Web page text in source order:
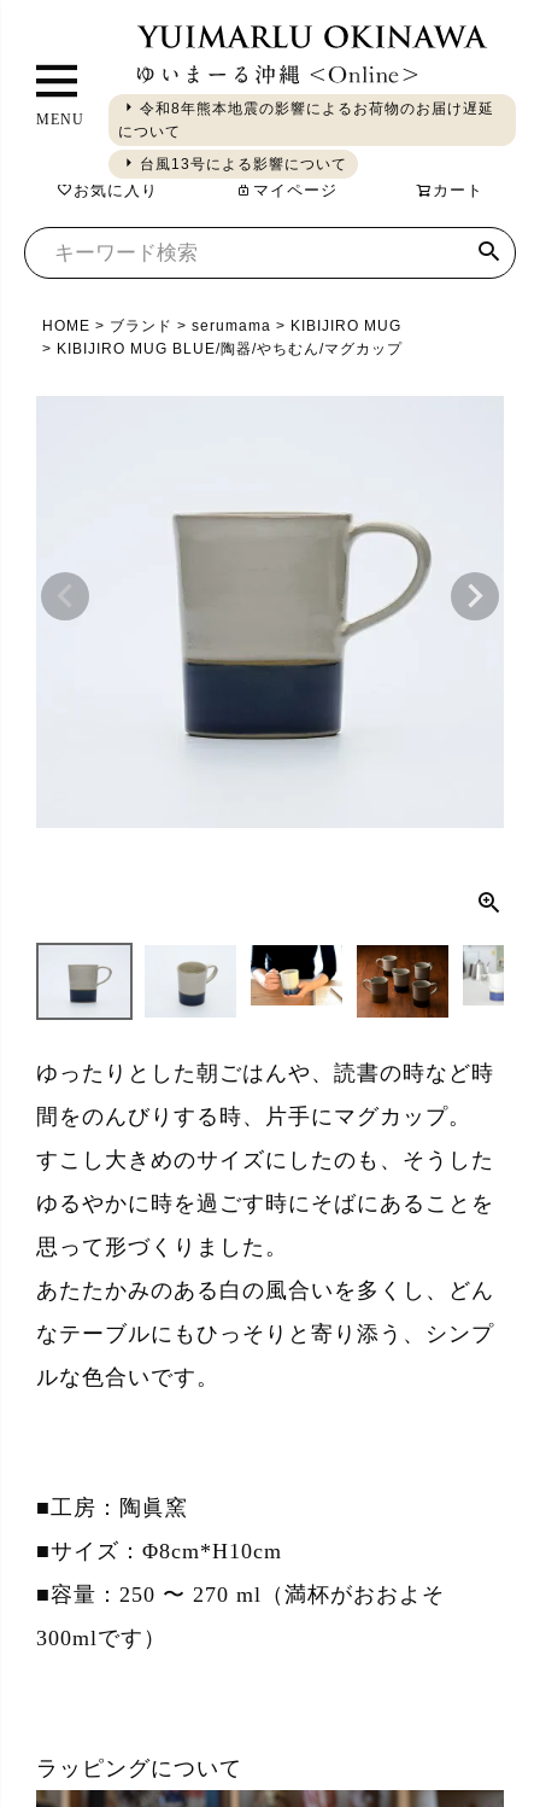
MENU
令和8年熊本地震の影響によるお荷物のお届け遅延
について
台風13号による影響について
やちむん 琉球ガラス シーサー 染織 食品
お気に入り マイページ カート
HOME ブランド serumama
KIBIJIRO MUG
KIBIJIRO MUG BLUE/陶器/やちむん/マグカップ
ゆったりとした朝ごはんや、読書の時など時
間をのんびりする時、片手にマグカップ。
すこし大きめのサイズにしたのも、そうした
ゆるやかに時を過ごす時にそばにあることを
思って形づくりました。
あたたかみのある白の風合いを多くし、どん
なテーブルにもひっそりと寄り添う、シンプ
ルな色合いです。
■工房：陶眞窯
■サイズ：Φ8cm*H10cm
■容量：250 〜 270 ml（満杯がおおよそ
300mlです）
ラッピングについて
ジ
へ